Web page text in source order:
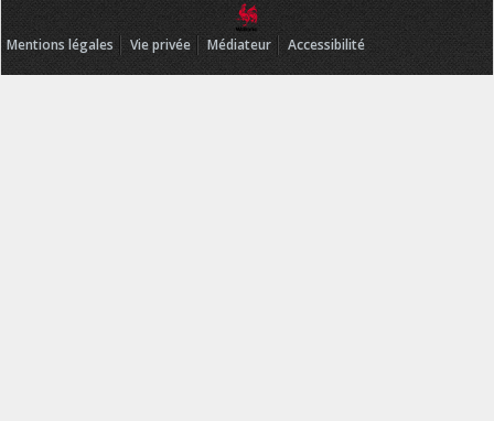
Mentions légales Vie privée Médiateur Accessibilité